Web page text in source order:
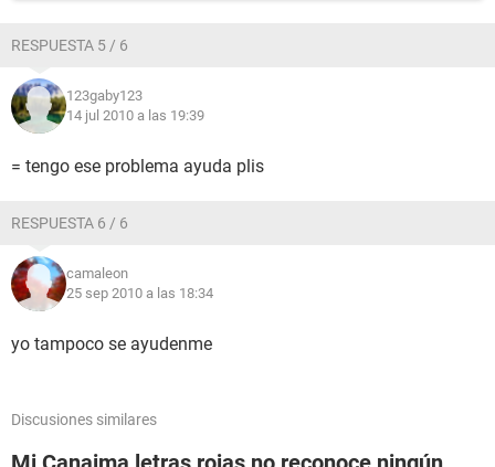
RESPUESTA 5 / 6
123gaby123
14 jul 2010 a las 19:39
= tengo ese problema ayuda plis
RESPUESTA 6 / 6
camaleon
25 sep 2010 a las 18:34
yo tampoco se ayudenme
Discusiones similares